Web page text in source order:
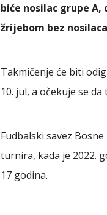
biće nosilac grupe
žrijebom bez
Takmičenje će biti
10. jul, a očekuje se
Fudbalski savez
turnira, kada je 2022.
17 godina.